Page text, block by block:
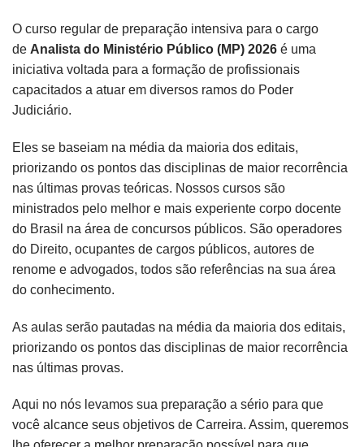
O curso regular de preparação intensiva para o cargo
de Analista do Ministério Público (MP) 2026 é uma
iniciativa voltada para a formação de profissionais
capacitados a atuar em diversos ramos do Poder
Judiciário.
Eles se baseiam na média da maioria dos editais,
priorizando os pontos das disciplinas de maior recorrência
nas últimas provas teóricas. Nossos cursos são
ministrados pelo melhor e mais experiente corpo docente
do Brasil na área de concursos públicos. São operadores
do Direito, ocupantes de cargos públicos, autores de
renome e advogados, todos são referências na sua área
do conhecimento.
As aulas serão pautadas na média da maioria dos editais,
priorizando os pontos das disciplinas de maior recorrência
nas últimas provas.
Aqui no nós levamos sua preparação a sério para que
você alcance seus objetivos de Carreira. Assim, queremos